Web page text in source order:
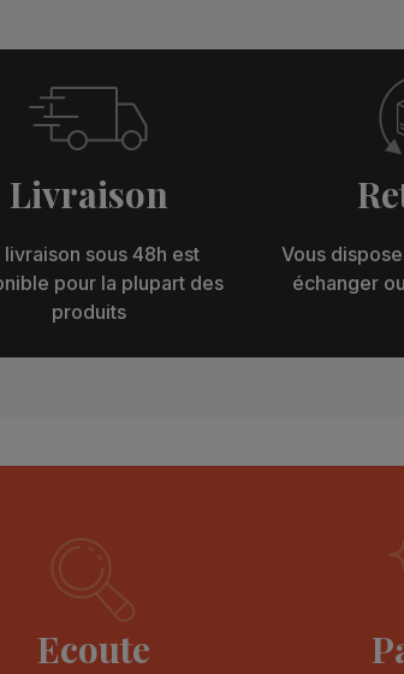
Livraison
livraison sous 48h est
pour la plupart des
produits
Vous
échanger
Ecoute